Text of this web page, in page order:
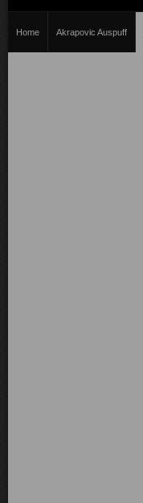
Home Akrapovic Auspuff